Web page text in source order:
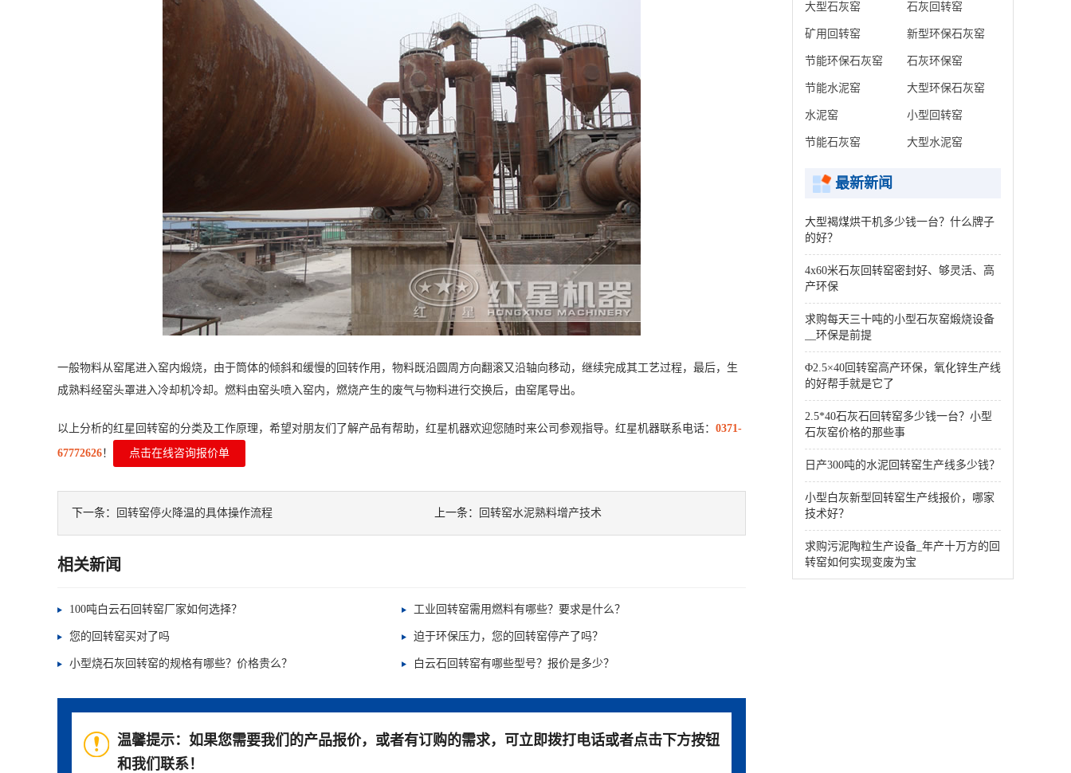
一般物料从窑尾进入窑内煅烧，由于筒体的倾斜和缓慢的回转作用，物料既沿圆周方向翻滚又沿轴向移动，继续完成其工艺过程，最后，生
成熟料经窑头罩进入冷却机冷却。燃料由窑头喷入窑内，燃烧产生的废气与物料进行交换后，由窑尾导出。
以上分析的红星回转窑的分类及工作原理，希望对朋友们了解产品有帮助，红星机器欢迎您随时来公司参观指导。红星机器联系电话： 0371-
67772626！ 点击在线咨询报价单
上一条： 回转窑水泥熟料增产技术
下一条： 回转窑停火降温的具体操作流程
相关新闻
100吨白云石回转窑厂家如何选择？ 工业回转窑需用燃料有哪些？要求是什么？
您的回转窑买对了吗 迫于环保压力，您的回转窑停产了吗？
小型烧石灰回转窑的规格有哪些？价格贵么？ 白云石回转窑有哪些型号？报价是多少？
温馨提示：如果您需要我们的产品报价，或者有订购的需求，可立即拨打电话或者点击下方按钮
和我们联系！
大型石灰窑 石灰回转窑
矿用回转窑 新型环保石灰窑
节能环保石灰窑 石灰环保窑
节能水泥窑 大型环保石灰窑
水泥窑 小型回转窑
节能石灰窑 大型水泥窑
最新新闻
大型褐煤烘干机多少钱一台？什么牌子
的好？
4x60米石灰回转窑密封好、够灵活、高
产环保
求购每天三十吨的小型石灰窑煅烧设备
__环保是前提
Φ2.5×40回转窑高产环保，氧化锌生产线
的好帮手就是它了
2.5*40石灰石回转窑多少钱一台？小型
石灰窑价格的那些事
日产300吨的水泥回转窑生产线多少钱？
小型白灰新型回转窑生产线报价，哪家
技术好？
求购污泥陶粒生产设备_年产十万方的回
转窑如何实现变废为宝